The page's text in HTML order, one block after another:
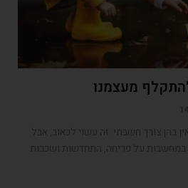
מעצמנו
בהן צורך חשבתי. זה עשוי לכאוב, אבל
במחשבות על פריחה, התחדשות ושכבות